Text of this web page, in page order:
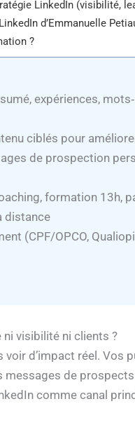
LinkedIn (visibilité,
d’Emmanuelle
?
expériences,
ciblés pour
de prospection
formation 13h,
distance
(CPF/OPCO,
ni visibilité ni clients ?
d’impact réel. Vos
messages de
comme canal